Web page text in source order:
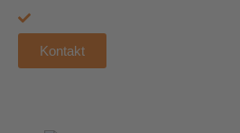
Kontakt